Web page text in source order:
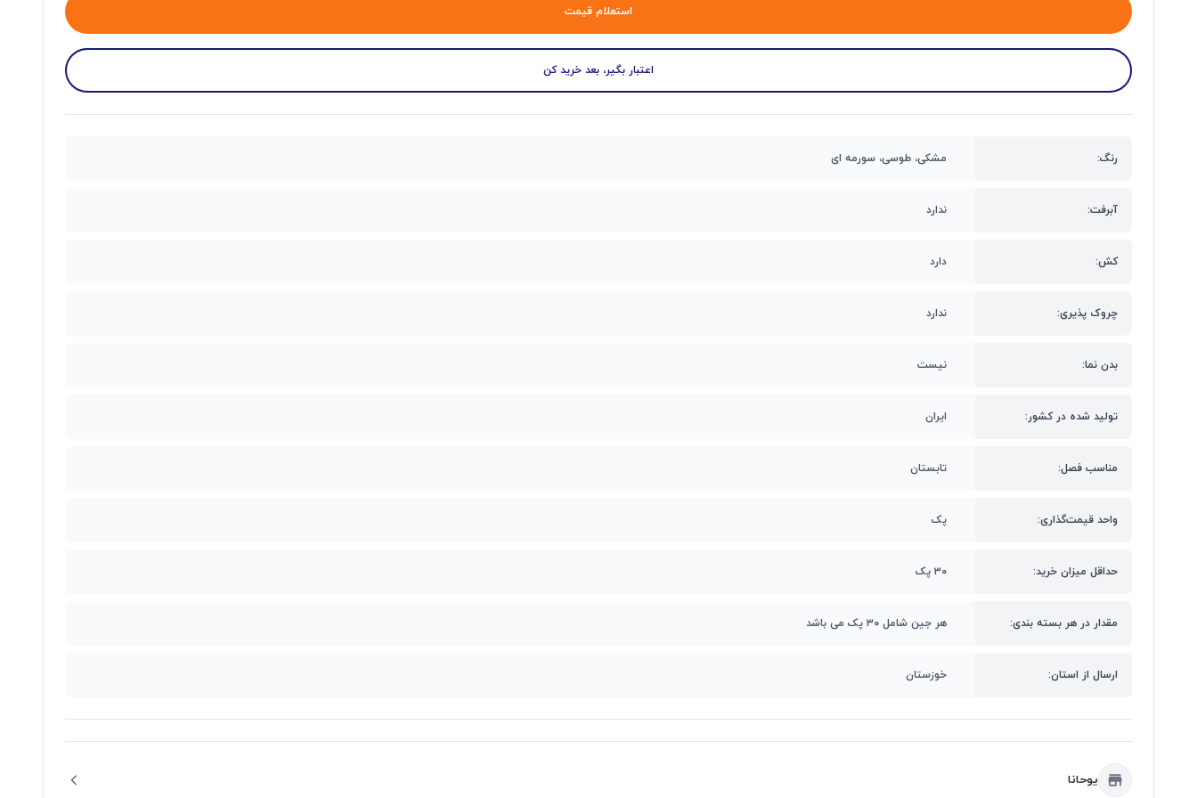
استعلام قیمت
اعتبار بگیر، بعد خرید کن
رنگ: مشکی، طوسی، سورمه ای
آبرفت: ندارد
کش: دارد
چروک پذیری: ندارد
بدن نما: نیست
تولید شده در کشور: ایران
مناسب فصل: تابستان
واحد قیمت‌گذاری: پک
حداقل میزان خرید: ۳۰ پک
مقدار در هر بسته بندی: هر جین شامل ۳۰ پک می باشد
ارسال از استان: خوزستان
یوحانا